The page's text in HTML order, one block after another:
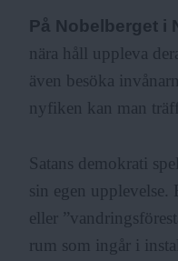
i
a
På Nobelberget i
nära håll uppleva
även besöka
nyfiken kan man
Satans demokrati
sin egen
eller
rum som ingår i